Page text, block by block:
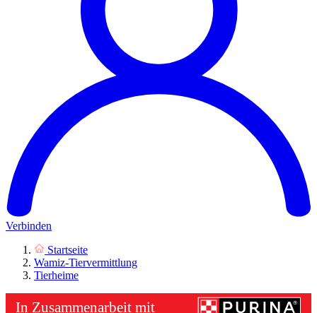
Verbinden
Startseite
Wamiz-Tiervermittlung
Tierheime